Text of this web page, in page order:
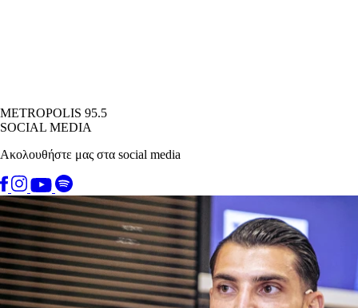
METROPOLIS 95.5
SOCIAL MEDIA
Ακολουθήστε μας στα social media